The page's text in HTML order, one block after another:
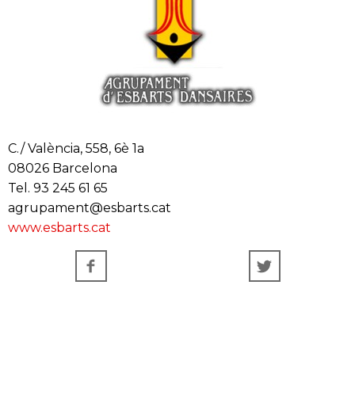
C./ València, 558, 6è 1a
08026 Barcelona
Tel. 93 245 61 65
agrupament@esbarts.cat
www.esbarts.cat